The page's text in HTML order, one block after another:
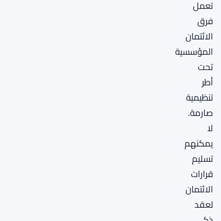
تعمل
فرق
الائتمان
المؤسسية
تحت
أطر
تنظيمية
صارمة.
لا
يمكنهم
تسليم
قرارات
الائتمان
لعقد